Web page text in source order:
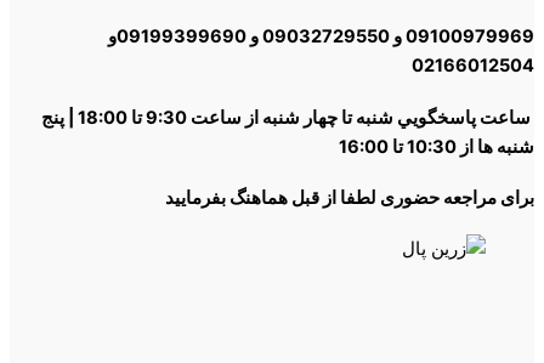
09100979969 و 09032729550 و 09199399690و
02166012504
ساعت پاسخگويي شنبه تا چهار شنبه از ساعت 9:30 تا 18:00 | پنج
شنبه ها از 10:30 تا 16:00
برای مراجعه حضوری لطفا از قبل هماهنگ بفرمایید